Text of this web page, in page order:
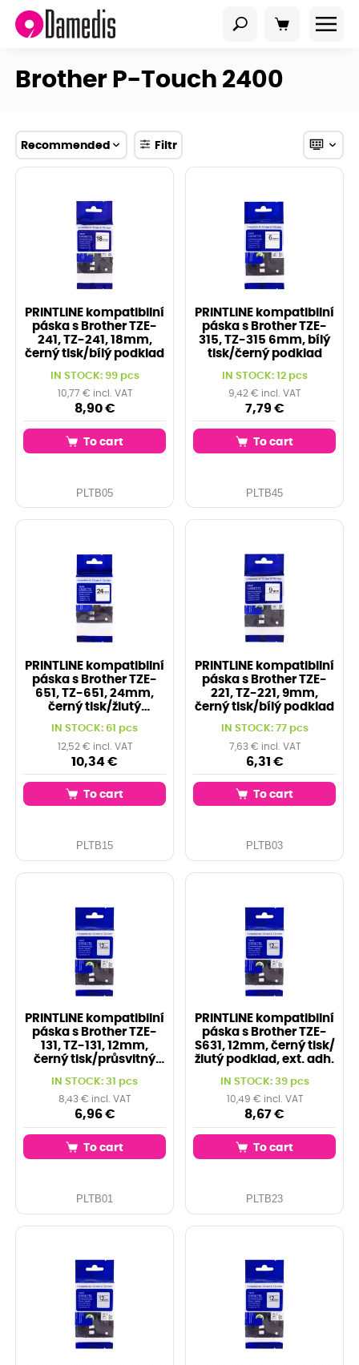
Brother P-Touch 2400
Recommended Filtr
PRINTLINE kompatibilní
páska s Brother TZE-
241, TZ-241, 18mm,
černý tisk/bílý podklad
IN STOCK: 99 pcs
10,77 € incl. VAT
8,90 €
To cart
PLTB05
PRINTLINE kompatibilní
páska s Brother TZE-
315, TZ-315 6mm, bílý
tisk/černý podklad
IN STOCK: 12 pcs
9,42 € incl. VAT
7,79 €
To cart
PLTB45
PRINTLINE kompatibilní
páska s Brother TZE-
651, TZ-651, 24mm,
černý tisk/žlutý
IN STOCK: 61 pcs
12,52 € incl. VAT
10,34 €
To cart
PLTB15
PRINTLINE kompatibilní
páska s Brother TZE-
221, TZ-221, 9mm,
černý tisk/bílý podklad
IN STOCK: 77 pcs
7,63 € incl. VAT
6,31 €
To cart
PLTB03
PRINTLINE kompatibilní
páska s Brother TZE-
131, TZ-131, 12mm,
černý tisk/průsvitný
IN STOCK: 31 pcs
8,43 € incl. VAT
6,96 €
To cart
PLTB01
PRINTLINE kompatibilní
páska s Brother TZE-
S631, 12mm, černý tisk/
žlutý podklad, ext. adh.
IN STOCK: 39 pcs
10,49 € incl. VAT
8,67 €
To cart
PLTB23